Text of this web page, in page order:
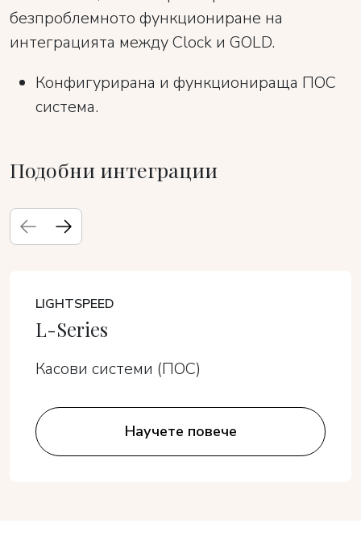
безпроблемното функциониране на
интеграцията между Clock и GOLD.
Конфигурирана и функционираща ПОС
система.
Подобни интеграции
LIGHTSPEED
L-Series
Касови системи (ПОС)
Научете повече